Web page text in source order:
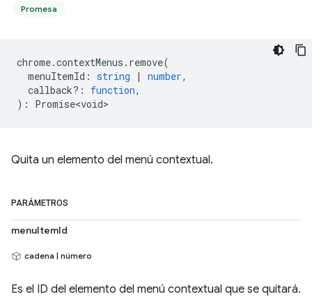
Promesa
chrome.contextMenus . remove(
menuItemId : string | number,
callback? : function,
) : Promise<void>
Quita un elemento del menú contextual.
PARÁMETROS
menuItemId
cadena | número
Es el ID del elemento del menú contextual que se quitará.